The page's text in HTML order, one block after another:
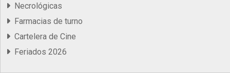
Necrológicas
Farmacias de turno
Cartelera de Cine
Feriados 2026